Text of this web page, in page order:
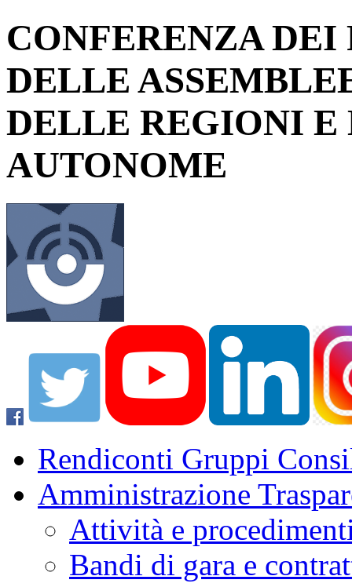
CONFERENZA DEI
DELLE
DELLE REGIONI E
AUTONOME
Rendiconti Gruppi
Amministrazione
Attività e
Bandi di gara e